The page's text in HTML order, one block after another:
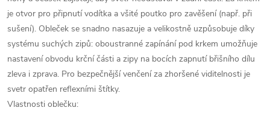
je otvor pro připnutí vodítka a všité poutko pro zavěšení (např. při
sušení). Obleček se snadno nasazuje a velikostně uzpůsobuje díky
systému suchých zipů: oboustranné zapínání pod krkem umožňuje
nastavení obvodu krční části a zipy na bocích zapnutí břišního dílu
zleva i zprava. Pro bezpečnější venčení za zhoršené viditelnosti je
svetr opatřen reflexními štítky.
Vlastnosti oblečku: